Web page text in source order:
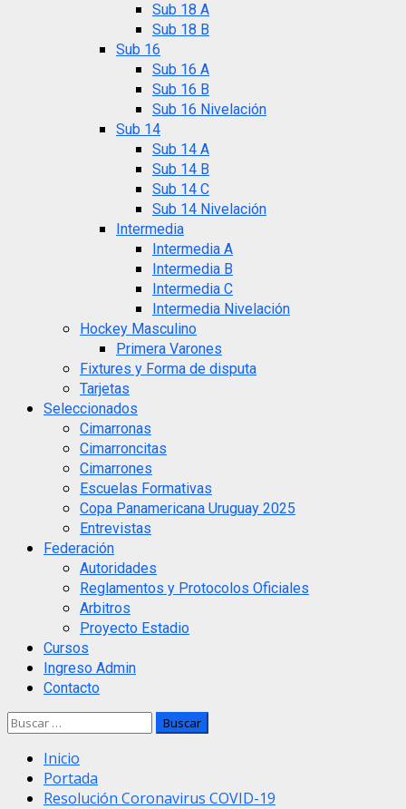
Sub 18 A
Sub 18 B
Sub 16
Sub 16 A
Sub 16 B
Sub 16 Nivelación
Sub 14
Sub 14 A
Sub 14 B
Sub 14 C
Sub 14 Nivelación
Intermedia
Intermedia A
Intermedia B
Intermedia C
Intermedia Nivelación
Hockey Masculino
Primera Varones
Fixtures y Forma de disputa
Tarjetas
Seleccionados
Cimarronas
Cimarroncitas
Cimarrones
Escuelas Formativas
Copa Panamericana Uruguay 2025
Entrevistas
Federación
Autoridades
Reglamentos y Protocolos Oficiales
Arbitros
Proyecto Estadio
Cursos
Ingreso Admin
Contacto
Buscar:
Inicio
Portada
Resolución Coronavirus COVID-19